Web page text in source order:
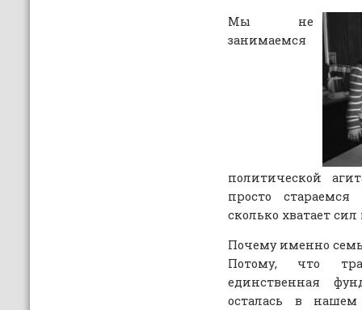
Мы не
занимаемся
политической
просто
сколько хватает сил
Почему именно
Потому, что
единственная
осталась в нашем